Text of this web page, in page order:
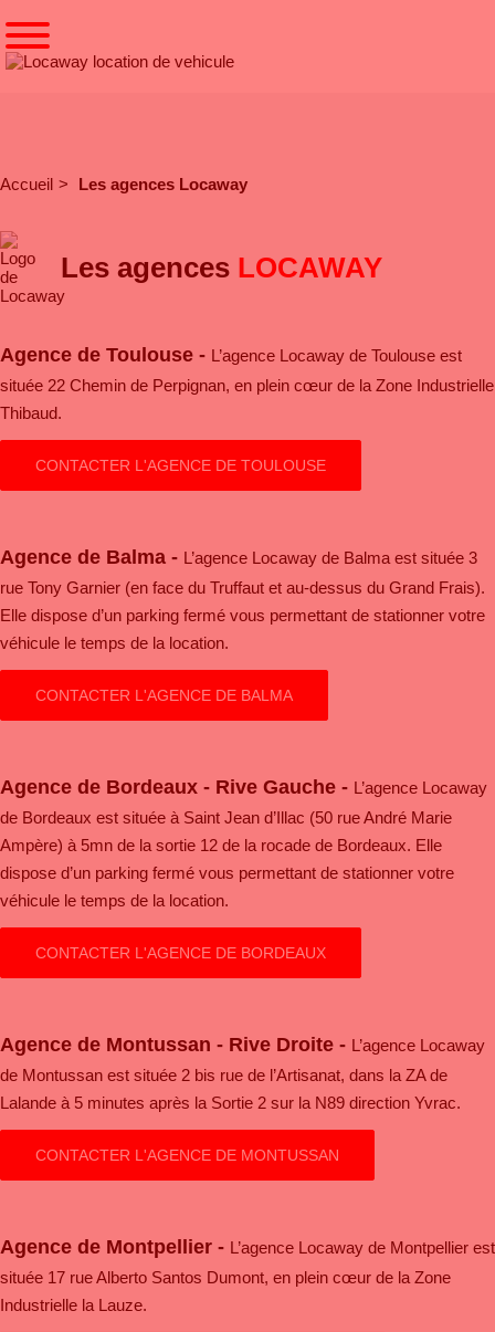
Accueil Les agences Locaway
Les agences LOCAWAY
Agence de Toulouse - L’agence Locaway de Toulouse est
située 22 Chemin de Perpignan, en plein cœur de la Zone Industrielle
Thibaud.
CONTACTER L'AGENCE DE TOULOUSE
Agence de Balma - L’agence Locaway de Balma est située 3
rue Tony Garnier (en face du Truffaut et au-dessus du Grand Frais).
Elle dispose d’un parking fermé vous permettant de stationner votre
véhicule le temps de la location.
CONTACTER L'AGENCE DE BALMA
Agence de Bordeaux - Rive Gauche - L’agence Locaway
de Bordeaux est située à Saint Jean d’Illac (50 rue André Marie
Ampère) à 5mn de la sortie 12 de la rocade de Bordeaux. Elle
dispose d’un parking fermé vous permettant de stationner votre
véhicule le temps de la location.
CONTACTER L'AGENCE DE BORDEAUX
Agence de Montussan - Rive Droite - L’agence Locaway
de Montussan est située 2 bis rue de l’Artisanat, dans la ZA de
Lalande à 5 minutes après la Sortie 2 sur la N89 direction Yvrac.
CONTACTER L'AGENCE DE MONTUSSAN
Agence de Montpellier - L’agence Locaway de Montpellier est
située 17 rue Alberto Santos Dumont, en plein cœur de la Zone
Industrielle la Lauze.